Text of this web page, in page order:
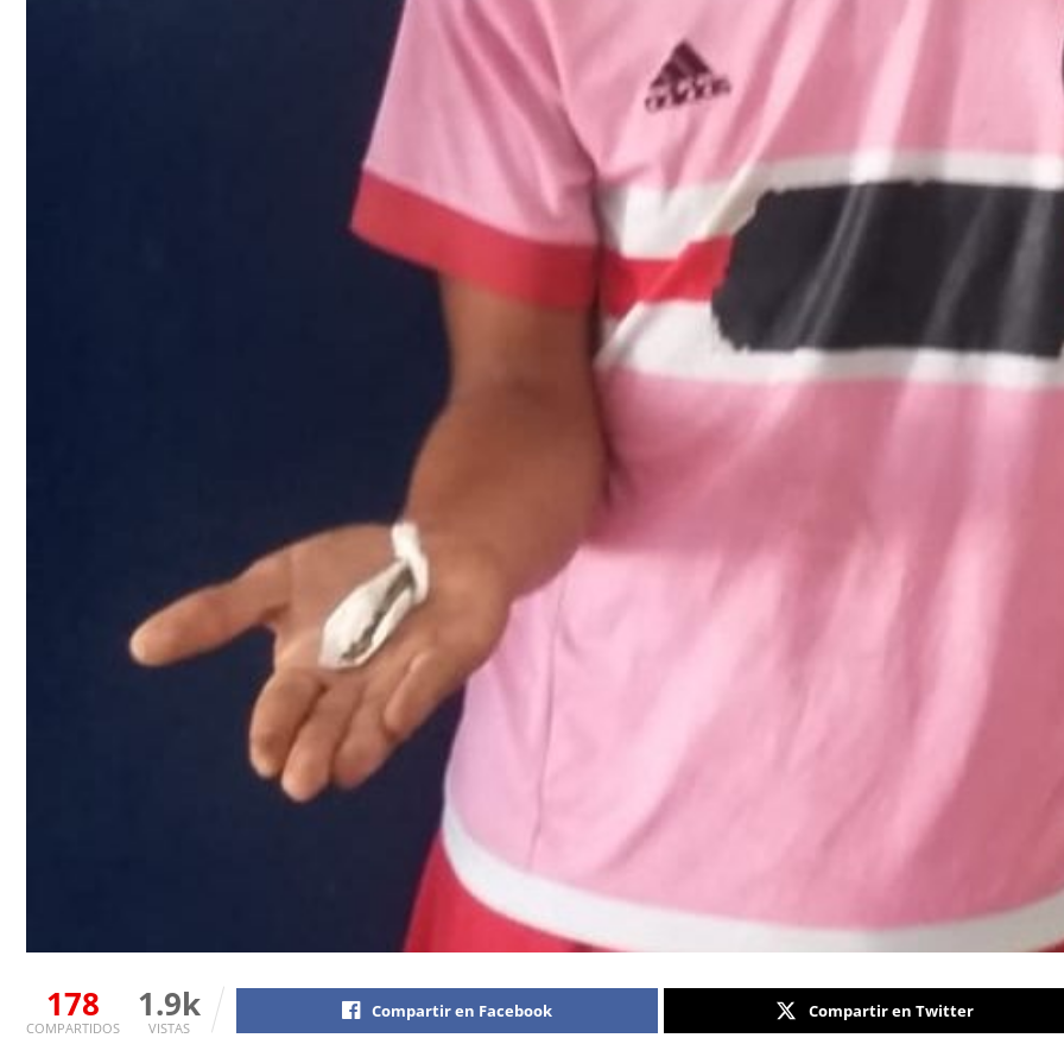
178
COMPARTIDOS
1.9k
VISTAS
Compartir en Facebook Compartir en Twitter